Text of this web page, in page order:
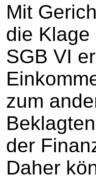
Mit
die
SGB VI
zum
der
Daher